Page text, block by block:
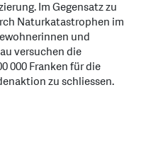
Im Gegensatz zu
Naturkatastrophen im
und
versuchen die
000 Franken für die
zu schliessen.